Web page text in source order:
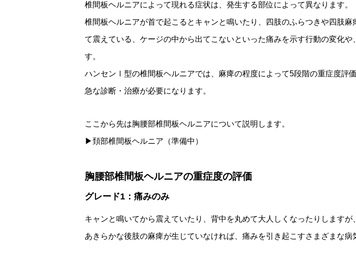
椎間板ヘルニアによって現れる症状は、発生する部位によって異なります。
椎間板ヘルニアが首で起こるとキャンと鳴いたり、四肢のふらつきや四肢
て震えている、ケージの中から出てこないといった痛みを示す行動の変化
す。
ハンセンⅠ型の椎間板ヘルニアでは、麻痺の程度によって5段階の重症度評
急な診断・治療が必要になります。
ここから先は胸腰部椎間板ヘルニアについて説明します。
▶︎頚部椎間板ヘルニア（準備中）
胸腰部椎間板ヘルニアの重症度の評価
グレード1：痛みのみ
キャンと鳴いてから震えていたり、背中を丸めて大人しくなったりしますが
あきらかな後肢の麻痺が生じていなければ、痛みを引き起こすさまざまな病